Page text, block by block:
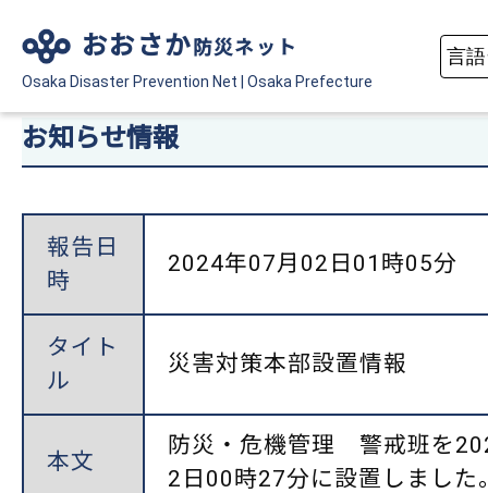
おおさか 防災ネット
Osaka Disaster Prevention Net Osaka Prefecture
お知らせ情報
報告日
時
2024年07月02日01時05分
タイト
ル
災害対策本部設置情報
本文
防災・危機管理 警戒班を
2日00時27分に設置しました